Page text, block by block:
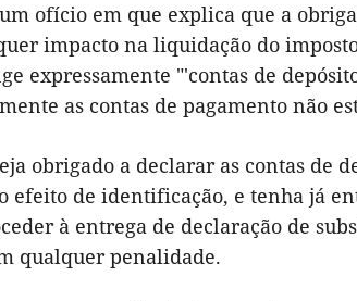
ofício em que explica que a
impacto na liquidação do
expressamente "'contas de
as contas de pagamento não
obrigado a declarar as contas
efeito de identificação, e tenha já
à entrega de declaração de
qualquer penalidade.